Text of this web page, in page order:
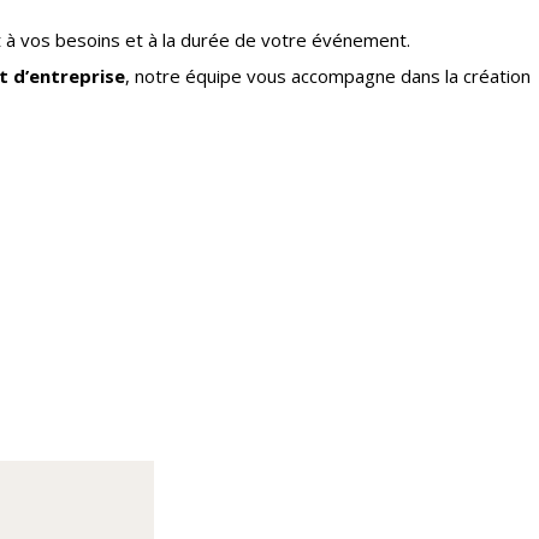
vos besoins et à la durée de votre événement.
d’entreprise, notre équipe vous accompagne dans la création